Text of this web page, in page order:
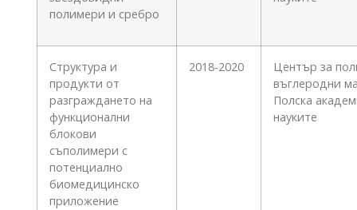
полимери и сребро
Структура и
продукти от
разграждането на
функционални
блокови
съполимери с
потенциално
биомедицинско
приложение
2018-2020
Център за
въглеродни
Полска
науките